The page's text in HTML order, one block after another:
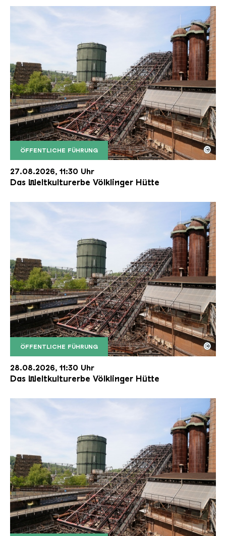
ÖFFENTLICHE FÜHRUNG
Der Erzschrägaufzug der Völklinger Hütte mit
Copyright: Weltkulturerbe Völklinger Hütte | Karl
©
27.08.2026, 11:30 Uhr
Das Weltkulturerbe Völklinger Hütte
ÖFFENTLICHE FÜHRUNG
Der Erzschrägaufzug der Völklinger Hütte mit
Copyright: Weltkulturerbe Völklinger Hütte | Karl
©
28.08.2026, 11:30 Uhr
Das Weltkulturerbe Völklinger Hütte